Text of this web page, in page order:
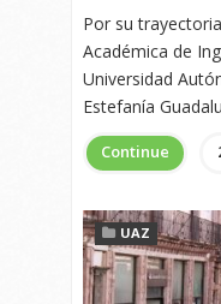
Por su
Académica de
Universidad
Estefanía
Continue
UAZ